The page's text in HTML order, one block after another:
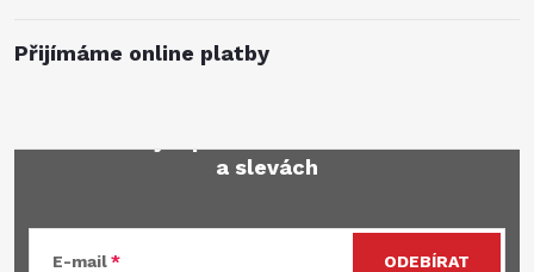
Přijímáme online platby
a slevách
E-mail ODEBÍRAT